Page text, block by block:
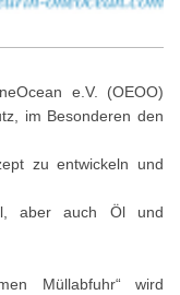
e.V. (OEOO)
im Besonderen den
zu entwickeln und
aber auch Öl und
Müllabfuhr“ wird